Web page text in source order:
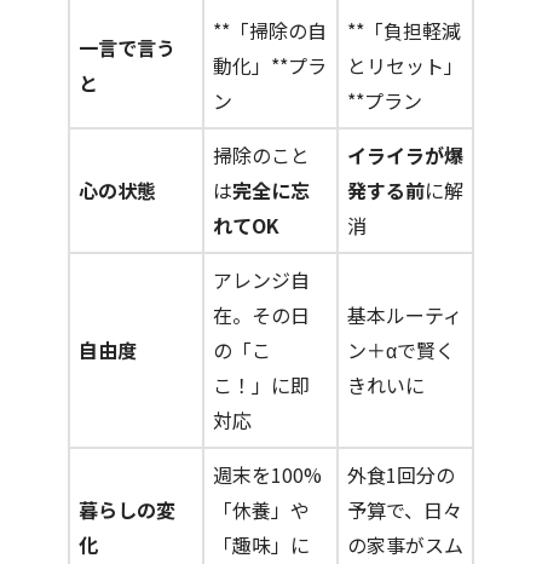
【Cコース】トイレ1か所 ＆ 洗面所
一言で言う
と
**「掃除の自
動化」**プラ
ン
**「負担軽減
とリセット」
**プラン
心の状態
掃除のこと
は完全に忘
れてOK
イライラが爆
発する前に解
消
自由度
アレンジ自
在。その日
の「こ
こ！」に即
対応
基本ルーティ
ン＋αで賢く
きれいに
暮らしの変
化
週末を100%
「休養」や
「趣味」に
外食1回分の
予算で、日々
の家事がスム